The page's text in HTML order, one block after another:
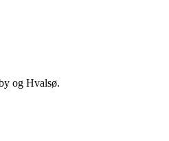
og Hvalsø.